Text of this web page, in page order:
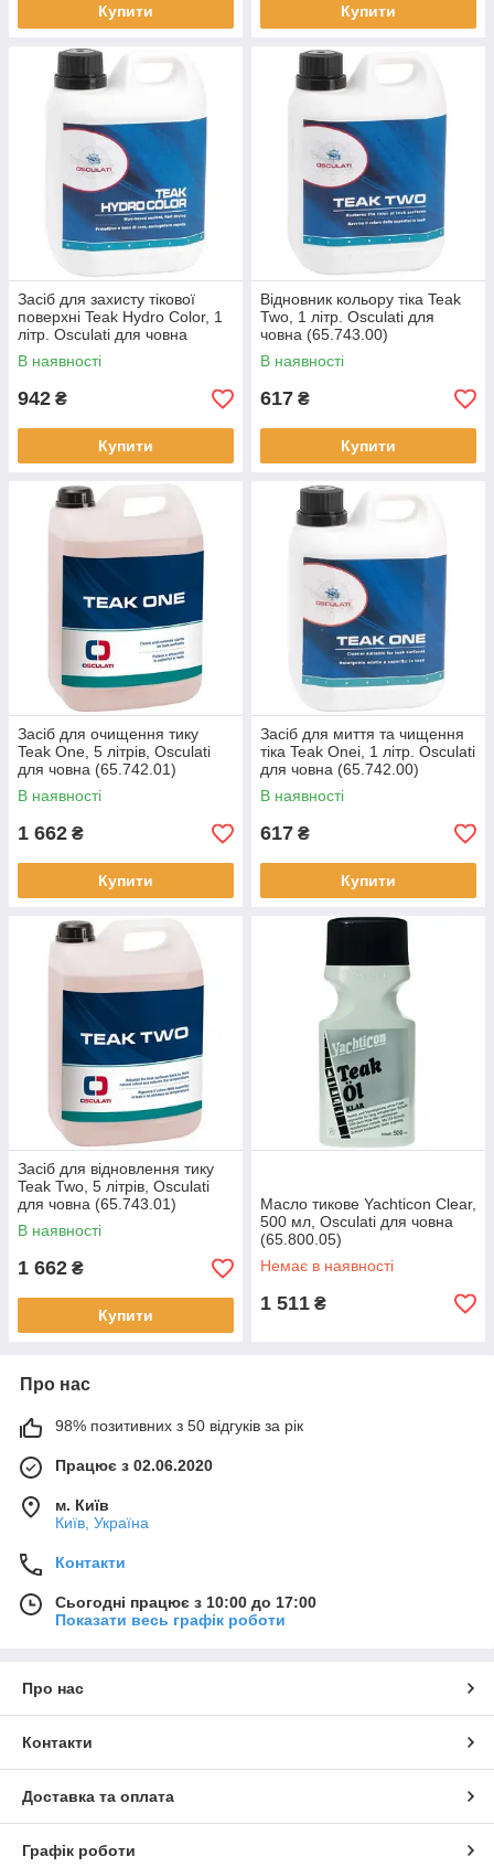
Купити Купити
Засіб для захисту тікової
поверхні Teak Hydro Color, 1
літр. Osculati для човна
(65.747.00)
В наявності
942 ₴
Купити
Відновник кольору тіка Teak
Two, 1 літр. Osculati для
човна (65.743.00)
В наявності
617 ₴
Купити
Засіб для очищення тику
Teak One, 5 літрів, Osculati
для човна (65.742.01)
В наявності
1 662 ₴
Купити
Засіб для миття та чищення
тіка Teak Onei, 1 літр. Osculati
для човна (65.742.00)
В наявності
617 ₴
Купити
Засіб для відновлення тику
Teak Two, 5 літрів, Osculati
для човна (65.743.01)
В наявності
1 662 ₴
Купити
Масло тикове Yachticon Clear,
500 мл, Osculati для човна
(65.800.05)
Немає в наявності
1 511 ₴
Про нас
98% позитивних з 50 відгуків за рік
Працює з 02.06.2020
м. Київ
Київ, Україна
Контакти
Сьогодні працює з 10:00 до 17:00
Показати весь графік роботи
Про нас
Контакти
Доставка та оплата
Графік роботи